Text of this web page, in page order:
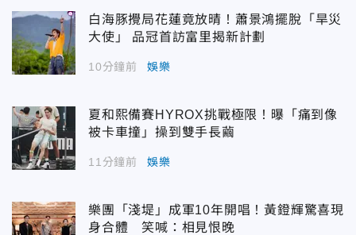
白海豚攪局花蓮竟放晴！蕭景鴻擺脫「旱災
大使」 品冠首訪富里揭新計劃
10分鐘前 娛樂
夏和熙備賽HYROX挑戰極限！曝「痛到像
被卡車撞」操到雙手長繭
11分鐘前 娛樂
樂團「淺堤」成軍10年開唱！黃鐙輝驚喜現
身合體 笑喊：相見恨晚